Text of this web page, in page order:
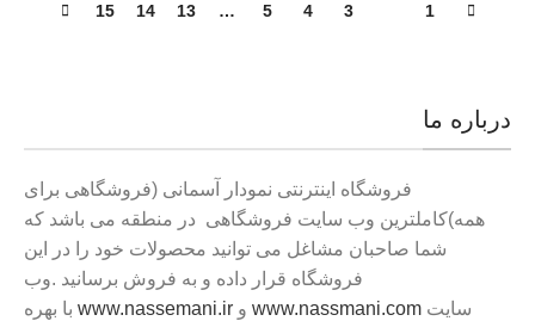
1
3
4
5
…
13
14
15
درباره ما
فروشگاه اینترنتی نمودار آسمانی (فروشگاهی برای
همه)کاملترین وب سایت فروشگاهی در منطقه می باشد که
شما صاحبان مشاغل می توانید محصولات خود را در این
فروشگاه قرار داده و به فروش برسانید .وب
سایت www.nassmani.com و www.nassemani.ir با بهره